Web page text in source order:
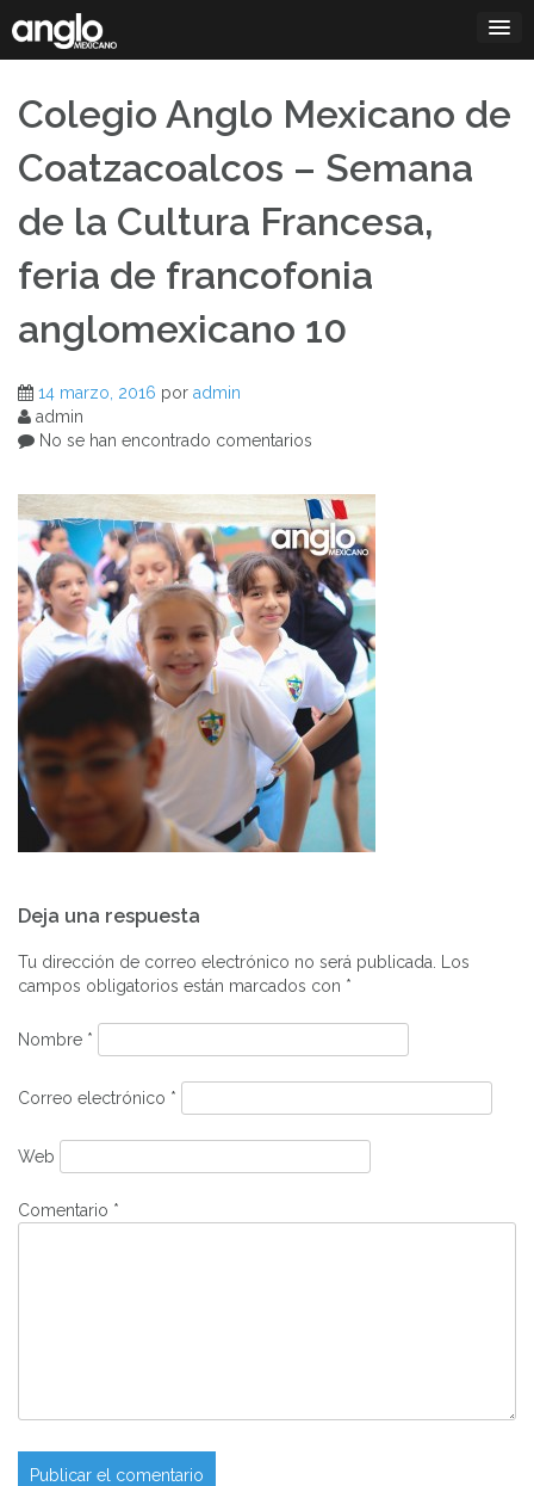
contenido
Colegio Anglo Mexicano de
Coatzacoalcos – Semana
de la Cultura Francesa,
feria de francofonia
anglomexicano 10
14 marzo, 2016 por admin
admin
No se han encontrado comentarios
de
entradas
Deja una respuesta
Tu dirección de correo electrónico no será publicada. Los
campos obligatorios están marcados con *
Nombre *
Correo electrónico *
Web
Comentario *